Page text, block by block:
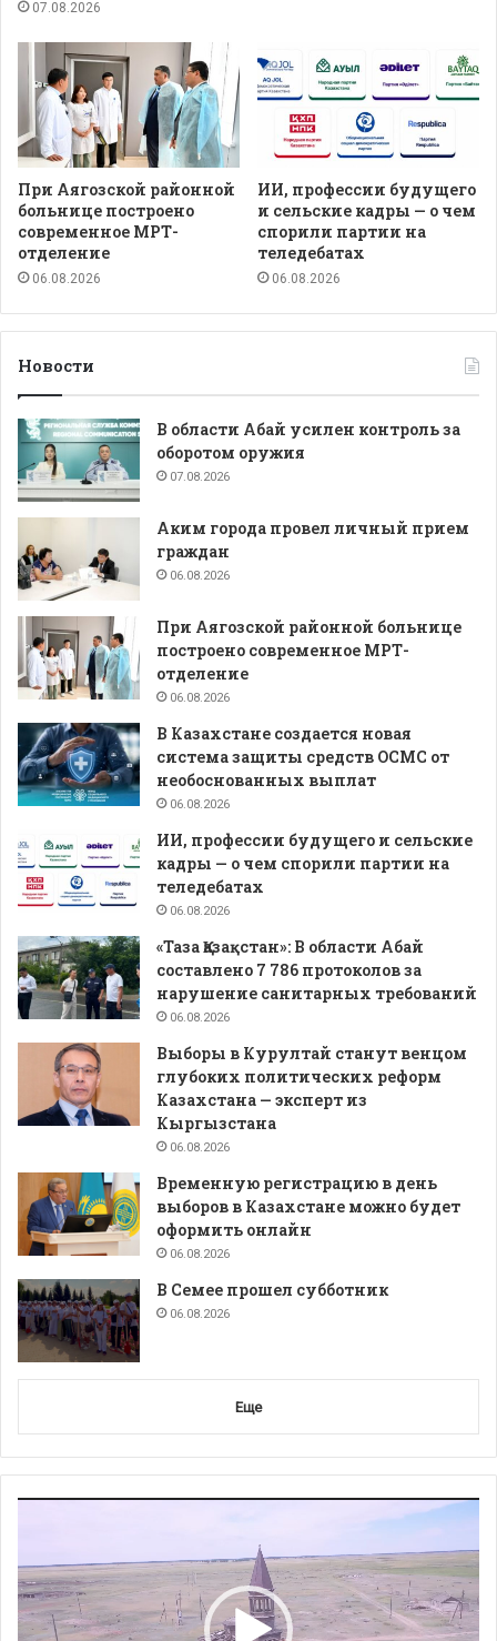
07.08.2026
При Аягозской районной
больнице построено
современное МРТ-
отделение
06.08.2026
ИИ, профессии будущего
и сельские кадры — о чем
спорили партии на
теледебатах
06.08.2026
Новости
В области Абай усилен контроль за
оборотом оружия
07.08.2026
Аким города провел личный прием
граждан
06.08.2026
При Аягозской районной больнице
построено современное МРТ-
отделение
06.08.2026
В Казахстане создается новая
система защиты средств ОСМС от
необоснованных выплат
06.08.2026
ИИ, профессии будущего и сельские
кадры — о чем спорили партии на
теледебатах
06.08.2026
«Таза Қазақстан»: В области Абай
составлено 7 786 протоколов за
нарушение санитарных требований
06.08.2026
Выборы в Курултай станут венцом
глубоких политических реформ
Казахстана — эксперт из
Кыргызстана
06.08.2026
Временную регистрацию в день
выборов в Казахстане можно будет
оформить онлайн
06.08.2026
В Семее прошел субботник
06.08.2026
Еще